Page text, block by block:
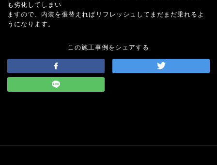
も劣化してしまい
ますので、内装を張替えればリフレッシュしてまだまだ乗れるよ
うになります。
この施工事例をシェアする